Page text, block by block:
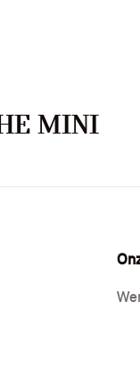
MINI